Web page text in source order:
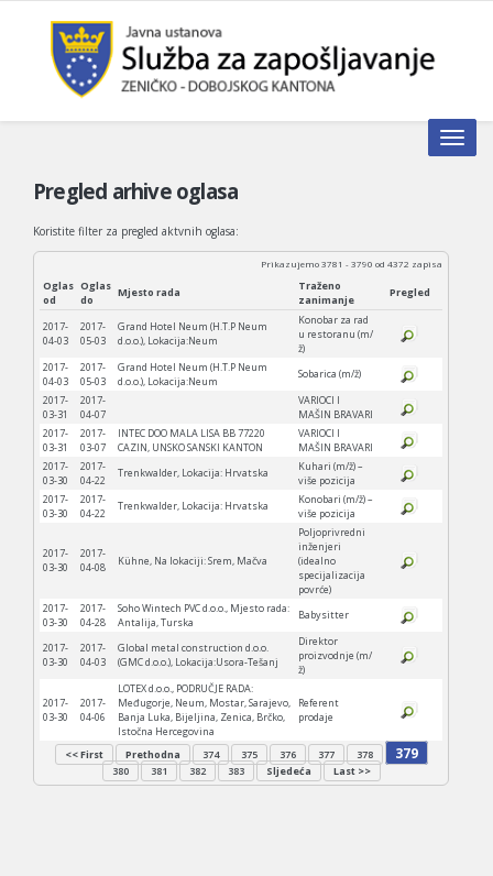
Toggle
Pregled arhive oglasa
Koristite filter za pregled aktvnih oglasa:
Prikazujemo 3781 - 3790 od 4372 zapisa
Oglas
od
Oglas
do
Mjesto rada
Traženo
zanimanje
Pregled
2017-
04-03
2017-
05-03
Grand Hotel Neum (H.T.P Neum
d.o.o.), Lokacija:Neum
Konobar za rad
u restoranu (m/
ž)
2017-
04-03
2017-
05-03
Grand Hotel Neum (H.T.P Neum
d.o.o.), Lokacija:Neum
Sobarica (m/ž)
2017-
03-31
2017-
04-07
VARIOCI I
MAŠIN BRAVARI
2017-
03-31
2017-
03-07
INTEC DOO MALA LISA BB 77220
CAZIN, UNSKO SANSKI KANTON
VARIOCI I
MAŠIN BRAVARI
2017-
03-30
2017-
04-22
Trenkwalder, Lokacija: Hrvatska
Kuhari (m/ž) –
više pozicija
2017-
03-30
2017-
04-22
Trenkwalder, Lokacija: Hrvatska
Konobari (m/ž) –
više pozicija
2017-
03-30
2017-
04-08
Kühne, Na lokaciji: Srem, Mačva
Poljoprivredni
inženjeri
(idealno
specijalizacija
povrće)
2017-
03-30
2017-
04-28
Soho Wintech PVC d.o.o., Mjesto rada:
Antalija, Turska
Babysitter
2017-
03-30
2017-
04-03
Global metal construction d.o.o.
(GMC d.o.o.), Lokacija:Usora-Tešanj
Direktor
proizvodnje (m/
ž)
2017-
03-30
2017-
04-06
LOTEX d.o.o., PODRUČJE RADA:
Međugorje, Neum, Mostar, Sarajevo,
Banja Luka, Bijeljina, Zenica, Brčko,
Istočna Hercegovina
Referent
prodaje
<< First Prethodna 374 375 376 377 378 379
380 381 382 383 Sljedeća Last >>